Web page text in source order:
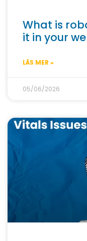
What is
it in your
LÄS MER »
05/06/2026